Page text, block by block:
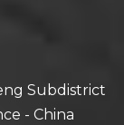
Subdistrict
- China